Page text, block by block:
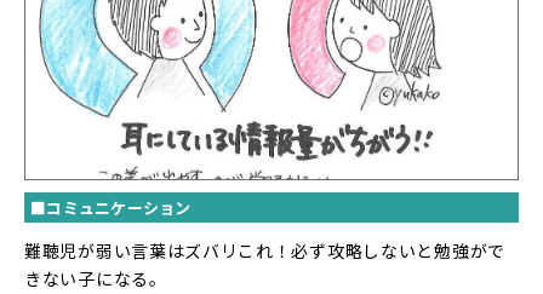
■コミュニケーション
難聴児が弱い言葉はズバリこれ！必ず攻略しないと勉強がで
きない子になる。